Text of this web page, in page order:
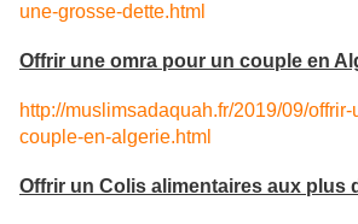
une-grosse-dette.html
Offrir une omra pour un couple en
http://muslimsadaquah.fr/2019/09/
couple-en-algerie.html
Offrir un Colis alimentaires aux plus